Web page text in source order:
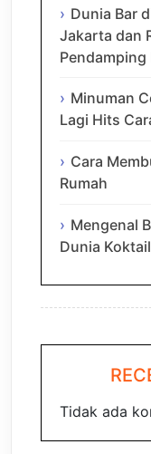
Dunia Bar
Jakarta dan
Pendamping
Minuman
Lagi Hits
Cara
Rumah
Mengenal
Dunia Koktail
Tidak ada